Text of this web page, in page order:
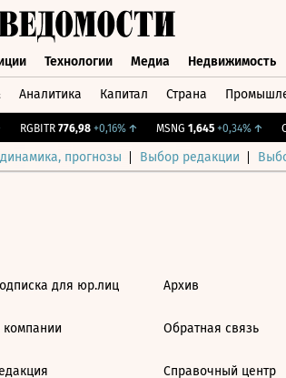
Технологии Медиа Недвижимость
Аналитика Капитал Страна
RGBITR 776,98 +0,16%↑ MSNG 1,645 +0,34%↑
прогнозы Выбор редакции
для юр.лиц Архив
Обратная связь
Справочный центр